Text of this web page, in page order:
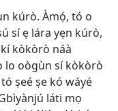
kúrò. Àmọ́, tó o
sí ẹ lára yẹn kúrò,
kòkòrò náà
lo oògùn sí kòkòrò
ṣeé ṣe kó wáyé
láti mọ